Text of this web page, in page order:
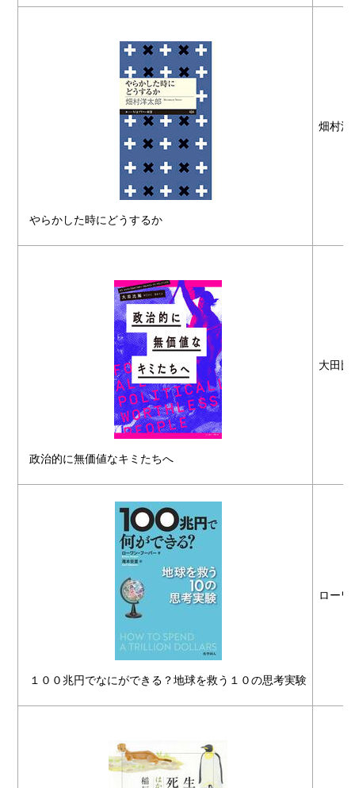
やらかした時にどうするか
畑村洋
政治的に無価値なキミたちへ
大田比
１００兆円でなにができる？地球を救う１０の思考実験
ロー